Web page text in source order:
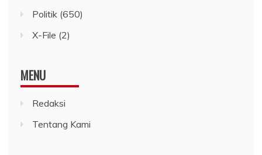
Politik (650)
X-File (2)
MENU
Redaksi
Tentang Kami